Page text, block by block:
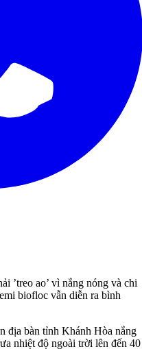
’treo ao’ vì nắng nóng và chi
biofloc vẫn diễn ra bình
địa bàn tỉnh Khánh Hòa nắng
nhiệt độ ngoài trời lên đến 40